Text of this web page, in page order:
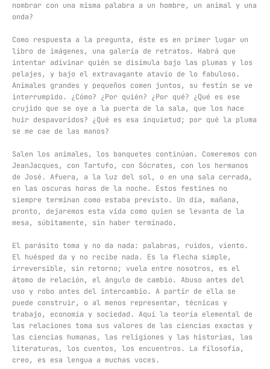
nombrar con una misma palabra a un hombre, un animal y una
onda?
Como respuesta a la pregunta, éste es en primer lugar un
libro de imágenes, una galería de retratos. Habrá que
intentar adivinar quién se disimula bajo las plumas y los
pelajes, y bajo el extravagante atavío de lo fabuloso.
Animales grandes y pequeños comen juntos, su festín se ve
interrumpido. ¿Cómo? ¿Por quién? ¿Por qué? ¿Qué es ese
crujido que se oye a la puerta de la sala, que los hace
huir despavoridos? ¿Qué es esa inquietud; por qué la pluma
se me cae de las manos?
Salen los animales, los banquetes continúan. Comeremos con
JeanJacques, con Tartufo, con Sócrates, con los hermanos
de José. Afuera, a la luz del sol, o en una sala cerrada,
en las oscuras horas de la noche. Estos festines no
siempre terminan como estaba previsto. Un día, mañana,
pronto, dejaremos esta vida como quien se levanta de la
mesa, súbitamente, sin haber terminado.
El parásito toma y no da nada: palabras, ruidos, viento.
El huésped da y no recibe nada. Es la flecha simple,
irreversible, sin retorno; vuela entre nosotros, es el
átomo de relación, el ángulo de cambio. Abuso antes del
uso y robo antes del intercambio. A partir de ella se
puede construir, o al menos representar, técnicas y
trabajo, economía y sociedad. Aquí la teoría elemental de
las relaciones toma sus valores de las ciencias exactas y
las ciencias humanas, las religiones y las historias, las
literaturas, los cuentos, los encuentros. La filosofía,
creo, es esa lengua a muchas voces.